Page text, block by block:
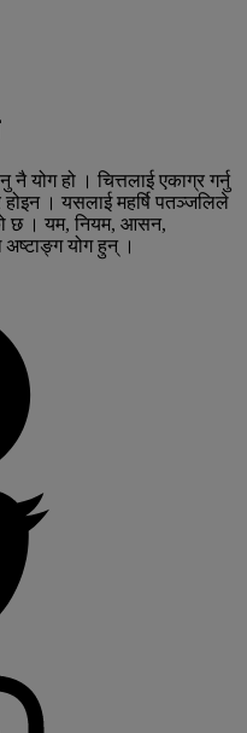
नै योग हो । चित्तलाई एकाग्र गर्नु
होइन । यसलाई महर्षि पतञ्जलिले
छ । यम, नियम, आसन,
अष्टाङ्ग योग हुन् ।